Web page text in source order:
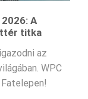
A
titka
az
WPC